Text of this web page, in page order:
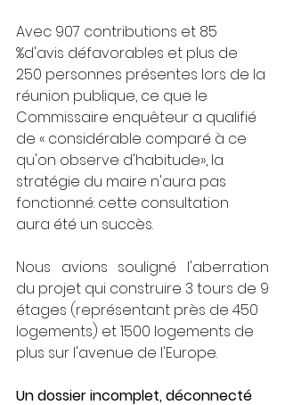
Avec 907 contributions et 85
%d'avis défavorables et plus de
250 personnes présentes lors de la
réunion publique, ce que le
Commissaire enquêteur a qualifié
de « considérable comparé à ce
qu'on observe d'habitude», la
stratégie du maire n'aura pas
fonctionné: cette consultation
aura été un succès.
Nous avions souligné l'aberration
du projet qui construire 3 tours de 9
étages (représentant près de 450
logements) et 1500 logements de
plus sur l'avenue de l'Europe.
Un dossier incomplet, déconnecté